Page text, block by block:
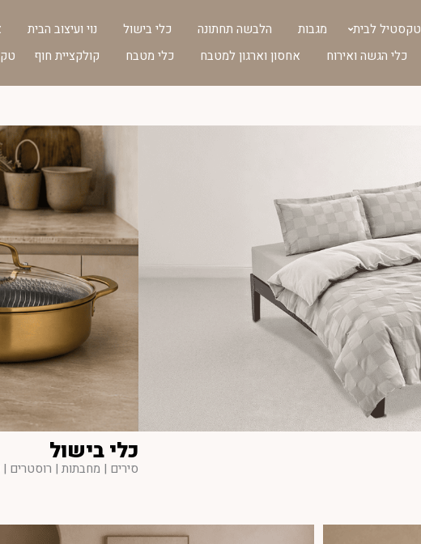
טקסטיל לבית מגבות הלבשה תחתונה כלי בישול נוי ועיצוב הבית
כלי הגשה ואירוח
אחסון וארגון למטבח כלי מטבח קולקציית חוף
כלי בישול
סירים | מחבתות | רוסטרים |